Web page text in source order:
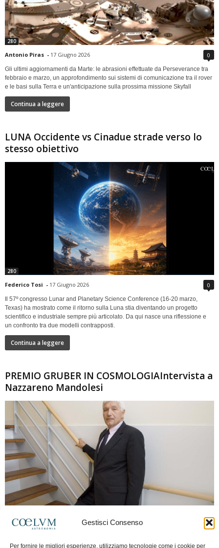
Gestisci Consenso
Per fornire le migliori esperienze, utilizziamo tecnologie come i cookie per
280
Antonio Piras - 17 Giugno 2026 0
Gli ultimi aggiornamenti da Marte: le abrasioni effettuate da Perseverance tra
febbraio e marzo, un approfondimento sui sistemi di comunicazione tra il rover
e le basi sulla Terra e un'anticipazione sulla prossima missione Skyfall
Continua a leggere
LUNA Occidente vs Cinadue strade verso lo
stesso obiettivo
280
Federico Tosi - 17 Giugno 2026 0
Il 57º congresso Lunar and Planetary Science Conference (16-20 marzo,
Texas) ha mostrato come il ritorno sulla Luna stia diventando un progetto
scientifico e industriale sempre più articolato. Da qui nasce una riflessione e
un confronto tra due modelli contrapposti.
Continua a leggere
PREMIO GRUBER IN COSMOLOGIAIntervista a
Nazzareno Mandolesi
Frida Paolella - 16 Giugno 2026 0
spaziale europea e della missione Planck. Il dialogo ripercorre i principali